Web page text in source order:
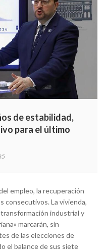
de estabilidad,
para el último
empleo, la recuperación
consecutivos. La vivienda,
industrial y
marcarán, sin
de las elecciones de
el balance de sus siete